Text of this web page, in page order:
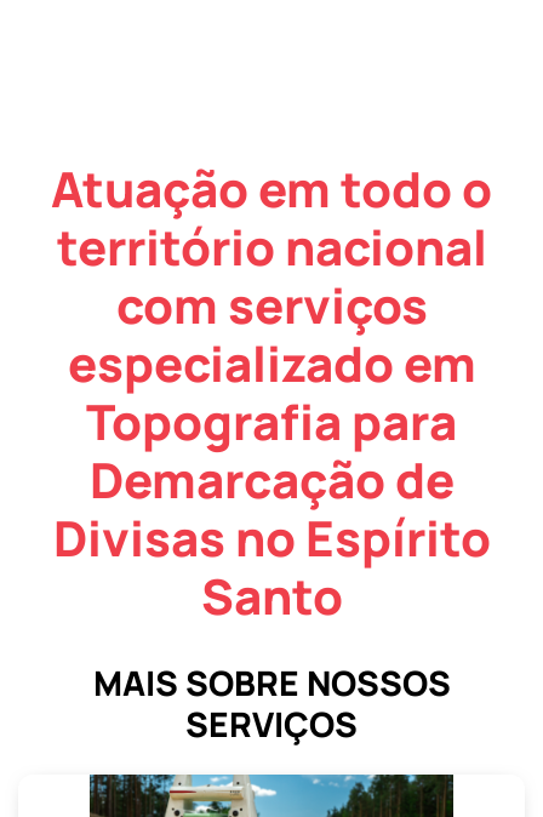
Atuação em todo o
território nacional
com serviços
especializado em
Topografia para
Demarcação de
Divisas no Espírito
Santo
MAIS SOBRE NOSSOS
SERVIÇOS